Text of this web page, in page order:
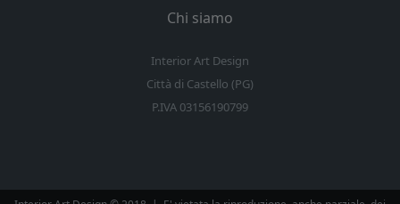
Chi siamo
Interior Art Design
Città di Castello (PG)
P.IVA 03156190799